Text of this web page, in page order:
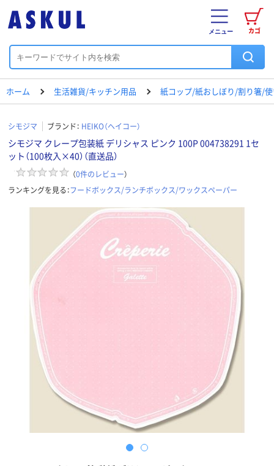
カゴ
メニュー
ホーム 生活雑貨/キッチン用品 紙コップ/紙おしぼり/割り箸/
シモジマ ブランド： HEIKO（ヘイコー）
シモジマ クレープ包装紙 デリシャス ピンク 100P 004738291 1セ
ット（100枚入×40）（直送品）
（0件のレビュー）
ランキングを見る：フードボックス/ランチボックス/ワックスペーパー